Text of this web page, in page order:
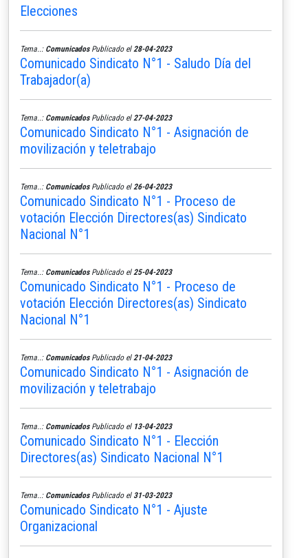
Elecciones
Tema..: ComunicadosPublicado el 28-04-2023
Comunicado Sindicato N°1 - Saludo Día del
Trabajador(a)
Tema..: ComunicadosPublicado el 27-04-2023
Comunicado Sindicato N°1 - Asignación de
movilización y teletrabajo
Tema..: ComunicadosPublicado el 26-04-2023
Comunicado Sindicato N°1 - Proceso de
votación Elección Directores(as) Sindicato
Nacional N°1
Tema..: ComunicadosPublicado el 25-04-2023
Comunicado Sindicato N°1 - Proceso de
votación Elección Directores(as) Sindicato
Nacional N°1
Tema..: ComunicadosPublicado el 21-04-2023
Comunicado Sindicato N°1 - Asignación de
movilización y teletrabajo
Tema..: ComunicadosPublicado el 13-04-2023
Comunicado Sindicato N°1 - Elección
Directores(as) Sindicato Nacional N°1
Tema..: ComunicadosPublicado el 31-03-2023
Comunicado Sindicato N°1 - Ajuste
Organizacional